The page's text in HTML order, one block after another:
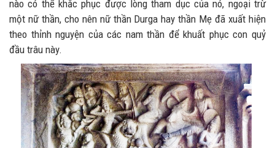
nào có thể khắc phục được lòng tham dục của nó, ngoại trừ
một nữ thần, cho nên nữ thần Durga hay thần Mẹ đã xuất hiện
theo thỉnh nguyện của các nam thần để khuất phục con quỷ
đầu trâu này.